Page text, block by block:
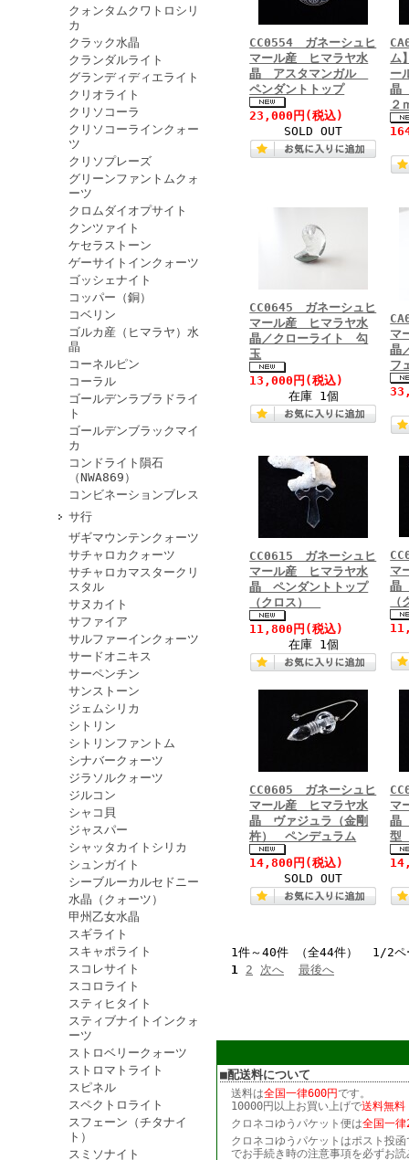
クォンタムクワトロシリ
カ
クラック水晶
クランダルライト
グランディディエライト
クリオライト
クリソコーラ
クリソコーラインクォー
ツ
クリソプレーズ
グリーンファントムクォ
ーツ
クロムダイオプサイト
クンツァイト
ケセラストーン
ゲーサイトインクォーツ
ゴッシェナイト
コッパー（銅）
コベリン
ゴルカ産（ヒマラヤ）水
晶
コーネルピン
コーラル
ゴールデンラブラドライ
ト
ゴールデンブラックマイ
カ
コンドライト隕石
（NWA869）
コンビネーションブレス
サ行
ザギマウンテンクォーツ
サチャロカクォーツ
サチャロカマスタークリ
スタル
サヌカイト
サファイア
サルファーインクォーツ
サードオニキス
サーペンチン
サンストーン
ジェムシリカ
シトリン
シトリンファントム
シナバークォーツ
ジラソルクォーツ
ジルコン
シャコ貝
ジャスパー
シャッタカイトシリカ
シュンガイト
シーブルーカルセドニー
水晶（クォーツ）
甲州乙女水晶
スギライト
スキャポライト
スコレサイト
スコロライト
スティヒタイト
スティブナイトインクォ
ーツ
ストロベリークォーツ
ストロマトライト
スピネル
スペクトロライト
スフェーン（チタナイ
ト）
スミソナイト
CC0554 ガネーシュヒ
マール産 ヒマラヤ水
晶 アスタマンガル
ペンダントトップ
23,000円 (税込)
SOLD OUT
ム
ー
晶
２
CC0645 ガネーシュヒ
マール産 ヒマラヤ水
晶／クローライト 勾
玉
13,000円 (税込)
在庫 1個
マ
晶
フ
CC0615 ガネーシュヒ
マール産 ヒマラヤ水
晶 ペンダントトップ
（クロス）
11,800円 (税込)
在庫 1個
マ
晶
CC0605 ガネーシュヒ
マール産 ヒマラヤ水
晶 ヴァジュラ（金剛
杵） ペンデュラム
14,800円 (税込)
SOLD OUT
マ
晶
型
1件～40件 （全44件） 1/2ペ
1 2 次へ 最後へ
■配送料について
送料は全国一律600円です。
10000円以上お買い上げで送料無料
クロネコゆうパケット便は全国一律
クロネコゆうパケットはポスト投
でお手続き時の注意事項を必ずお